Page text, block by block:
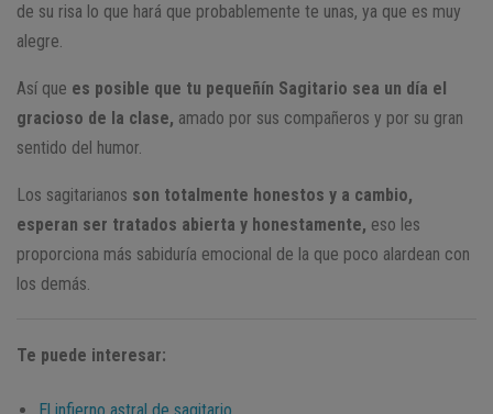
de su risa lo que hará que probablemente te unas, ya que es muy
alegre.
Así que es posible que tu pequeñín Sagitario sea un día el
gracioso de la clase, amado por sus compañeros y por su gran
sentido del humor.
Los sagitarianos son totalmente honestos y a cambio,
esperan ser tratados abierta y honestamente, eso les
proporciona más sabiduría emocional de la que poco alardean con
los demás.
Te puede interesar: